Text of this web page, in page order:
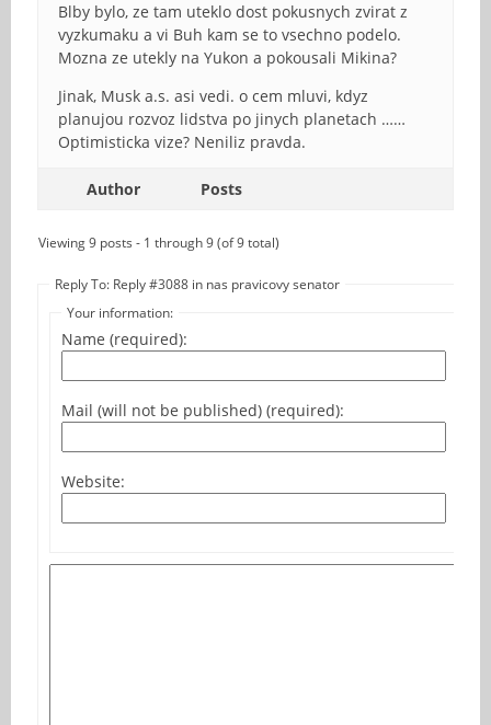
Blby bylo, ze tam uteklo dost pokusnych zvirat z
vyzkumaku a vi Buh kam se to vsechno podelo.
Mozna ze utekly na Yukon a pokousali Mikina?
Jinak, Musk a.s. asi vedi. o cem mluvi, kdyz
planujou rozvoz lidstva po jinych planetach ……
Optimisticka vize? Neniliz pravda.
Author Posts
Viewing 9 posts - 1 through 9 (of 9 total)
Reply To: Reply #3088 in nas pravicovy senator
Your information:
Name (required):
Mail (will not be published) (required):
Website: